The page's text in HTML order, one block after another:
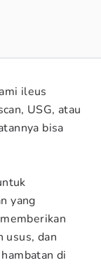
ileus
USG, atau
bisa
yang
usus, dan
di